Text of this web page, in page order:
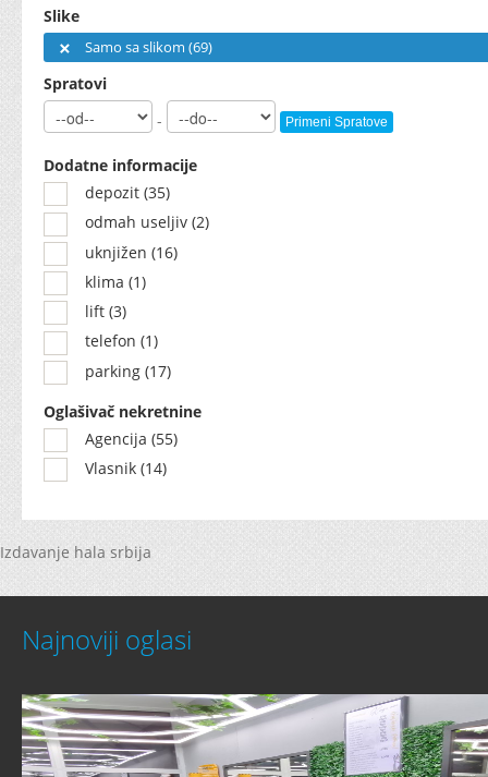
Slike
Samo sa slikom (69)
Spratovi
-
Primeni Spratove
Dodatne informacije
depozit (35)
odmah useljiv (2)
uknjižen (16)
klima (1)
lift (3)
telefon (1)
parking (17)
Oglašivač nekretnine
Agencija (55)
Vlasnik (14)
Izdavanje hala srbija
Najnoviji oglasi